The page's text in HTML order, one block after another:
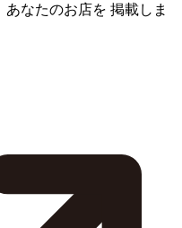
あなたのお店を 掲載しま